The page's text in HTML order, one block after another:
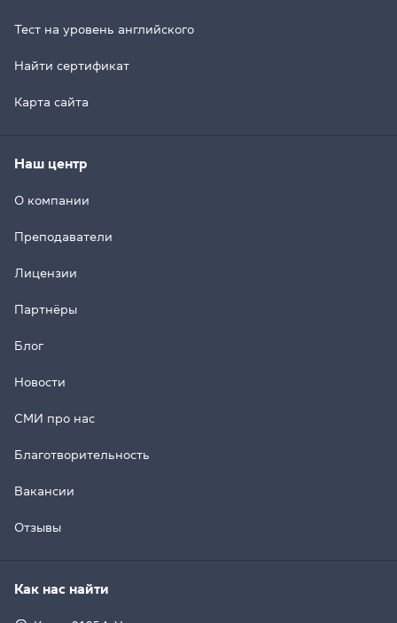
Тест на уровень английского
Найти сертификат
Карта сайта
Наш центр
О компании
Преподаватели
Лицензии
Партнёры
Блог
Новости
СМИ про нас
Благотворительность
Вакансии
Отзывы
Как нас найти